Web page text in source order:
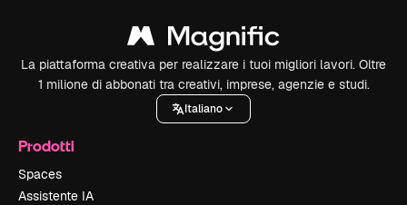
La piattaforma creativa per realizzare i tuoi migliori lavori. Oltre
1 milione di abbonati tra creativi, imprese, agenzie e studi.
Italiano
Prodotti
Spaces
Assistente IA